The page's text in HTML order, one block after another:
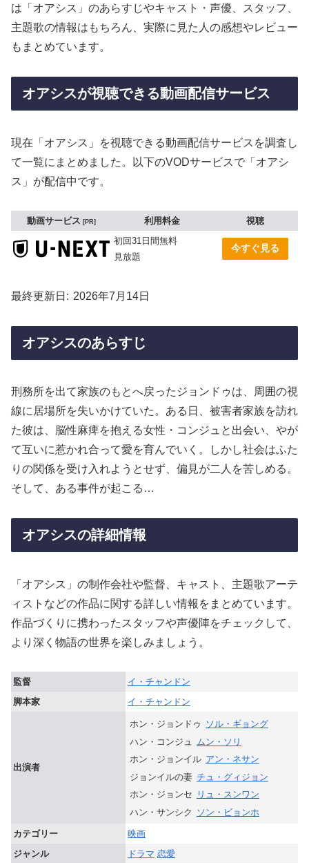
は「オアシス」のあらすじやキャスト・声優、スタッフ、
主題歌の情報はもちろん、実際に見た人の感想やレビュー
もまとめています。
オアシスが視聴できる動画配信サービス
現在「オアシス」を視聴できる動画配信サービスを調査し
て一覧にまとめました。以下のVODサービスで「オアシ
ス」が配信中です。
動画サービス PR 利用料金
視聴
初回31日間無料
見放題
今すぐ見る
最終更新日 2026年7月14日
オアシスのあらすじ
刑務所を出て家族のもとへ戻ったジョンドゥは、周囲の視
線に居場所を失いかけていた。ある日、被害者家族を訪れ
た彼は、脳性麻痺を抱える女性・コンジュと出会い、やが
て互いに惹かれ合って愛を育んでいく。しかし社会はふた
りの関係を受け入れようとせず、偏見が二人を苦しめる。
そして、ある事件が起こる…
オアシスの詳細情報
「オアシス」の制作会社や監督、キャスト、主題歌アーテ
ィストなどの作品に関する詳しい情報をまとめています。
作品づくりに携わったスタッフや声優陣をチェックして、
より深く物語の世界を楽しみましょう。
監督
イ・チャンドン
脚本家
イ・チャンドン
出演者
ホン・ジョンドゥ
ソル・ギョング
ハン・コンジュ
ムン・ソリ
ホン・ジョンイル アン・ネサン
ジョンイルの妻 チュ・グィジョン
ホン・ジョンセ
リュ・スンワン
ハン・サンシク
ソン・ビョンホ
カテゴリー
映画
ジャンル
ドラマ 恋愛